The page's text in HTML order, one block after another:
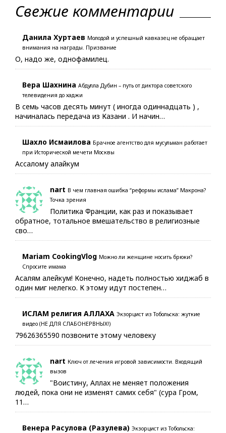
Свежие комментарии
Данила Хуртаев Молодой и успешный кавказец не обращает
внимания на награды. Призвание
О, надо же, однофамилец.
Вера Шахнина Абдулла Дубин – путь от диктора советского
телевидения до хаджи
В семь часов десять минут ( иногда одиннадцать ) ,
начиналась передача из Казани . И начин…
Шахло Исмаилова Брачное агентство для мусульман работает
при Исторической мечети Москвы
Ассалому алайкум
nart В чем главная ошибка “реформы ислама” Макрона?
Точка зрения
Политика Франции, как раз и показывает
обратное, тотальное вмешательство в религиозные
сво…
Mariam CookingVlog Можно ли женщине носить брюки?
Спросите имама
Асалям алейкум! Конечно, надеть полностью хиджаб в
один миг нелегко. К этому идут постепен…
ИСЛАМ религия АЛЛАХА Экзорцист из Тобольска: жуткие
видео (НЕ ДЛЯ СЛАБОНЕРВНЫХ!)
79626365590 позвоните этому человеку
nart Ключ от лечения игровой зависимости. Входящий
вызов
"Воистину, Аллах не меняет положения
людей, пока они не изменят самих себя" (сура Гром,
11…
Венера Расулова (Разулева) Экзорцист из Тобольска: